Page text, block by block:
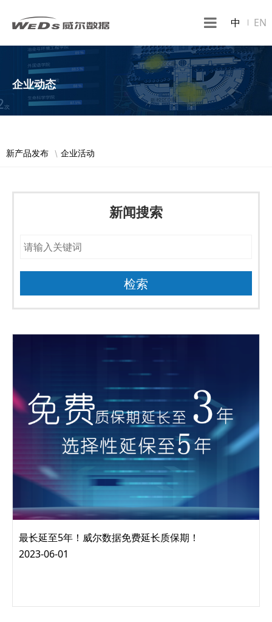
中 EN
企业动态
新产品发布 企业活动
新闻搜索
最长延至5年！威尔数据免费延长质保期！
一、智能终端类产品免费延保至3年、选择性延保至5年 “为全
2023-06-01